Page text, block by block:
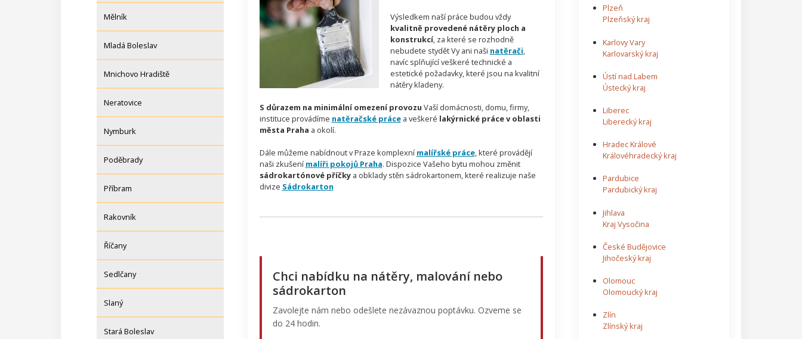
Mělník
Mladá Boleslav
Mnichovo Hradiště
Neratovice
Nymburk
Poděbrady
Příbram
Rakovník
Říčany
Sedlčany
Slaný
Stará Boleslav
Výsledkem naší práce budou vždy
kvalitně provedené nátěry ploch a
konstrukcí, za které se rozhodně
nebudete stydět Vy ani naši natěrači,
navíc splňující veškeré technické a
estetické požadavky, které jsou na kvalitní
nátěry kladeny.
S důrazem na minimální omezení provozu Vaší domácnosti, domu, firmy,
instituce provádíme natěračské prácea veškeré lakýrnické práce v oblasti
města Praha a okolí.
Dále můžeme nabídnout v Praze komplexní malířské práce, které provádějí
naši zkušení malíři pokojů Praha. Dispozice Vašeho bytu mohou změnit
sádrokartónové příčkya obklady stěn sádrokartonem, které realizuje naše
divize Sádrokarton
Chci nabídku na nátěry, malování nebo
sádrokarton
Zavolejte nám nebo odešlete nezávaznou poptávku. Ozveme se
do 24 hodin.
Plzeň
Plzeňský kraj
Karlovy Vary
Karlovarský kraj
Ústí nad Labem
Ústecký kraj
Liberec
Liberecký kraj
Hradec Králové
Královéhradecký kraj
Pardubice
Pardubický kraj
Jihlava
Kraj Vysočina
České Budějovice
Jihočeský kraj
Olomouc
Olomoucký kraj
Zlín
Zlínský kraj